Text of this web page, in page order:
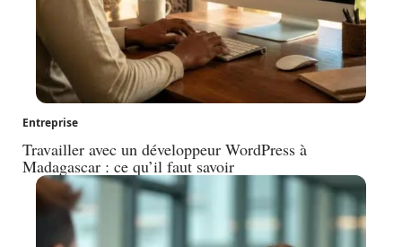
Entreprise
Travailler avec un développeur WordPress à
Madagascar : ce qu’il faut savoir